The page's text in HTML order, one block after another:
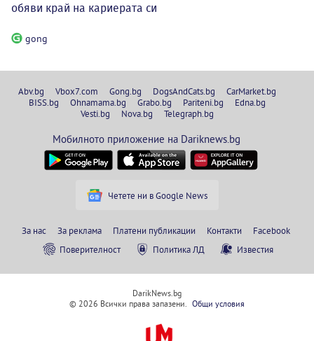
обяви край на кариерата си
gong
Abv.bg Vbox7.com Gong.bg DogsAndCats.bg
CarMarket.bg
BISS.bg
Ohnamama.bg Grabo.bg Pariteni.bg
Edna.bg
Vesti.bg
Nova.bg Telegraph.bg
Мобилното приложение на Dariknews.bg
Четете ни в Google News
За нас За реклама Платени публикации Контакти
Facebook
Поверителност
Политика ЛД Известия
DarikNews.bg
© 2026 Всички права запазени. Общи условия